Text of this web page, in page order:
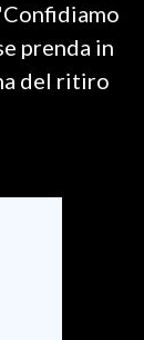
prenda in
del ritiro